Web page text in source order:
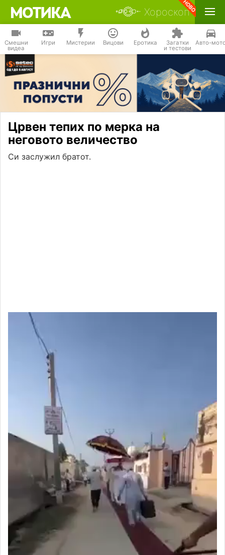
Хороскоп
Смешни
видеа
Игри Мистерии Вицови Еротика Загатки
и тестови
Авто-
Црвен тепих по мерка на
неговото величество
Си заслужил братот.